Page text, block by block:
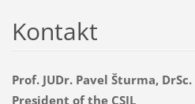
Kontakt
Prof. JUDr. Pavel Šturma,
President of the CSIL